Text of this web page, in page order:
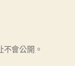
會公開。